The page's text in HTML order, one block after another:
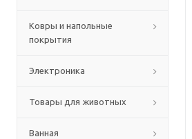
Ковры и напольные
покрытия
Электроника
Товары для животных
Ванная